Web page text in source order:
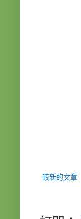
較新的文章